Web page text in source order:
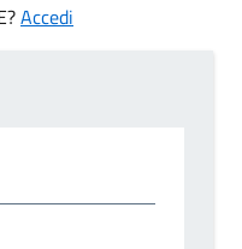
Accedi